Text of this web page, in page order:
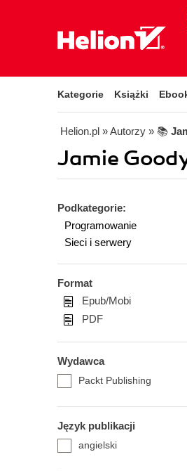
Kategorie Książki
Helion.pl » Autorzy » 📚
Jamie
Podkategorie:
Programowanie
Sieci i serwery
Format
Epub/Mobi
PDF
Wydawca
Packt Publishing
Język publikacji
angielski